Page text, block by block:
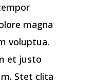
magna
voluptua.
et justo
Stet clita